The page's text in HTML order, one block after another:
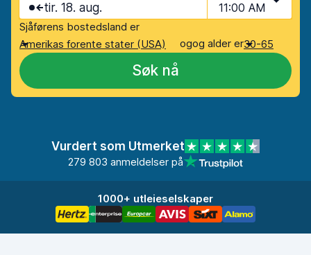
tir. 18. aug. 11:00 AM
Sjåførens bostedsland er
Amerikas forente stater (USA)
ogog alder er30-65
Søk nå
Vurdert som Utmerket
279 803 anmeldelser på
1000+ utleieselskaper